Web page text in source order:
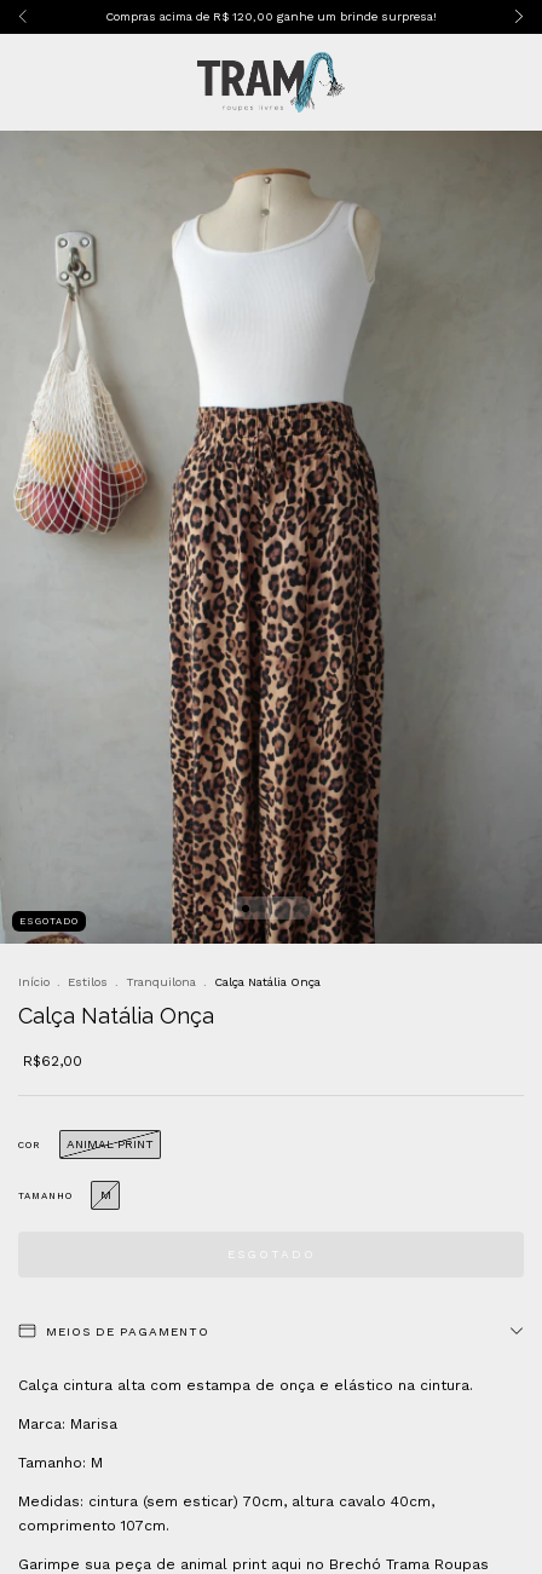
Compras acima de R$ 120,00 ganhe um brinde surpresa!
ESGOTADO
Início Estilos Tranquilona Calça Natália Onça
Calça Natália Onça
R$62,00
COR ANIMAL PRINT
TAMANHO M
MEIOS DE PAGAMENTO
Calça cintura alta com estampa de onça e elástico na cintura.
Marca: Marisa
Tamanho: M
Medidas: cintura (sem esticar) 70cm, altura cavalo 40cm,
comprimento 107cm.
Garimpe sua peça de animal print aqui no Brechó Trama Roupas